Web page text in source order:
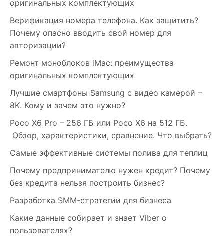
оригинальных комплектующих
Верификация номера телефона. Как защитить?
Почему опасно вводить свой номер для
авторизации?
Ремонт моноблоков iMac: преимущества
оригинальных комплектующих
Лучшие смартфоны Samsung c видео камерой –
8K. Кому и зачем это нужно?
Poco X6 Pro – 256 ГБ или Poco X6 на 512 ГБ.
Обзор, характеристики, сравнение. Что выбрать?
Самые эффективные системы полива для теплиц
Почему предпринимателю нужен кредит? Почему
без кредита нельзя построить бизнес?
Разработка SMM-стратегии для бизнеса
Какие данные собирает и знает Viber о
пользователях?